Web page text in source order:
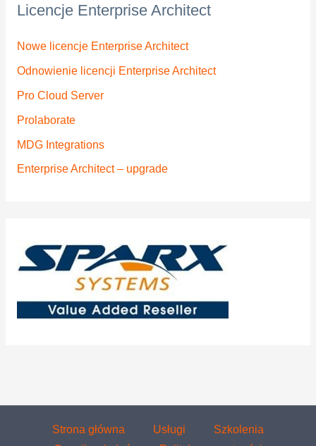
Licencje Enterprise Architect
Nowe licencje Enterprise Architect
Odnowienie licencji Enterprise Architect
Pro Cloud Server
Prolaborate
MDG Integrations
Enterprise Architect – upgrade
Strona główna Usługi
Szkolenia